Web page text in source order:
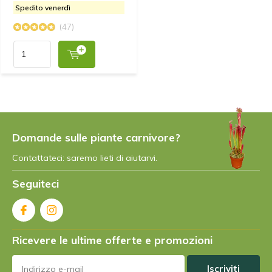
DaMarkus Paulor- 01-08-2023 12:21
Alles super, sehr schöne und gesunde Pflanzen.
DaClaude- 22-05-2023 10:47
Livraison un peu longue(une semaine) mais les
plantes sont très bien emballées et dans l'humidité,
elles n'ont donc pas souffert. Elles correspondent à
la taille annoncée, rien à voir avec les jardineries
locales... Excellent rapport qualité/prix !!
Spedito venerdì
(47)
Domande sulle piante carnivore?
Contattateci: saremo lieti di aiutarvi.
Seguiteci
Ricevere le ultime offerte e promozioni
Iscriviti